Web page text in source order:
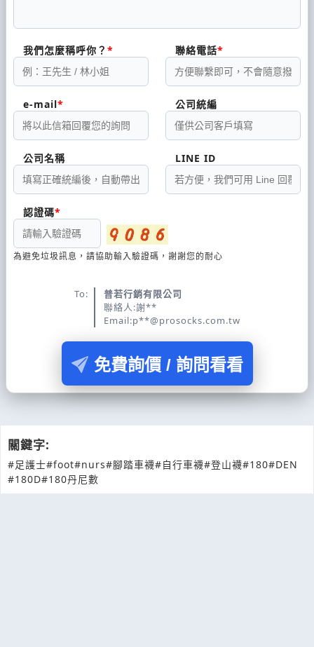
我們怎麼稱呼你？ 聯絡電話
e-mail 公司統編
公司名稱 LINE ID
認證碼
為避免垃圾訊息，請協助輸入驗證碼，謝謝您的耐心
To:
普若行銷有限公司
聯絡人:謝**
Email:p**@prosocks.com.tw
免費詢價 / 詢問看看
關鍵字:
#足護士#foot#nurs#腳踏車襪#自行車襪#登山襪#180#DEN
#180D#180丹尼數